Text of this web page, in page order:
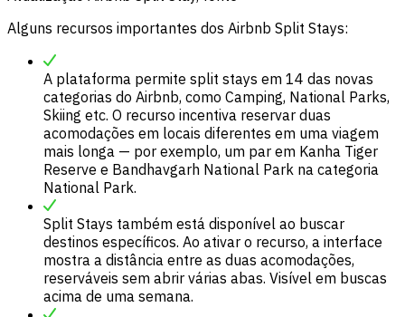
Alguns recursos importantes dos Airbnb Split Stays:
A plataforma permite split stays em 14 das novas
categorias do Airbnb, como Camping, National Parks,
Skiing etc. O recurso incentiva reservar duas
acomodações em locais diferentes em uma viagem
mais longa — por exemplo, um par em Kanha Tiger
Reserve e Bandhavgarh National Park na categoria
National Park.
Split Stays também está disponível ao buscar
destinos específicos. Ao ativar o recurso, a interface
mostra a distância entre as duas acomodações,
reserváveis sem abrir várias abas. Visível em buscas
acima de uma semana.